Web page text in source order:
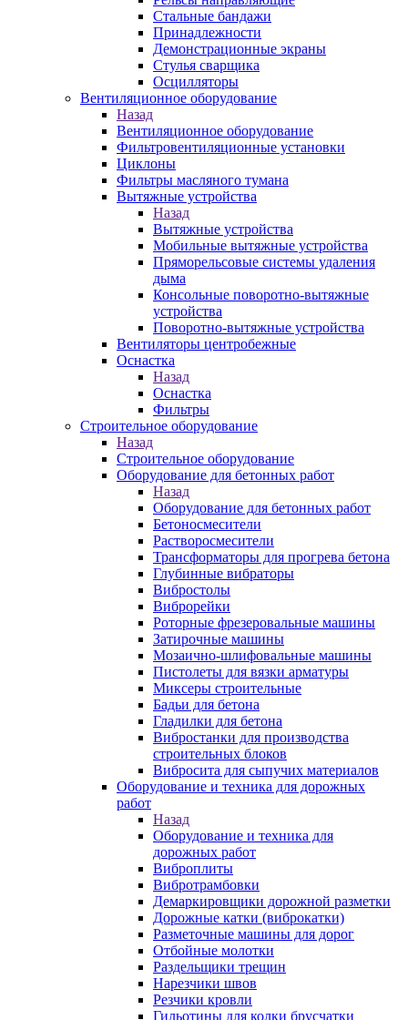
Стальные бандажи
Принадлежности
Демонстрационные экраны
Стулья сварщика
Осцилляторы
Вентиляционное оборудование
Назад
Вентиляционное оборудование
Фильтровентиляционные установки
Циклоны
Фильтры масляного тумана
Вытяжные устройства
Назад
Вытяжные устройства
Мобильные вытяжные устройства
Пряморельсовые системы удаления
дыма
Консольные поворотно-вытяжные
устройства
Поворотно-вытяжные устройства
Вентиляторы центробежные
Оснастка
Назад
Оснастка
Фильтры
Строительное оборудование
Назад
Строительное оборудование
Оборудование для бетонных работ
Назад
Оборудование для бетонных работ
Бетоносмесители
Растворосмесители
Трансформаторы для прогрева бетона
Глубинные вибраторы
Вибростолы
Виброрейки
Роторные фрезеровальные машины
Затирочные машины
Мозаично-шлифовальные машины
Пистолеты для вязки арматуры
Миксеры строительные
Бадьи для бетона
Гладилки для бетона
Вибростанки для производства
строительных блоков
Вибросита для сыпучих материалов
Оборудование и техника для дорожных
работ
Назад
Оборудование и техника для
дорожных работ
Виброплиты
Вибротрамбовки
Демаркировщики дорожной разметки
Дорожные катки (виброкатки)
Разметочные машины для дорог
Отбойные молотки
Раздельщики трещин
Нарезчики швов
Резчики кровли
Гильотины для колки брусчатки